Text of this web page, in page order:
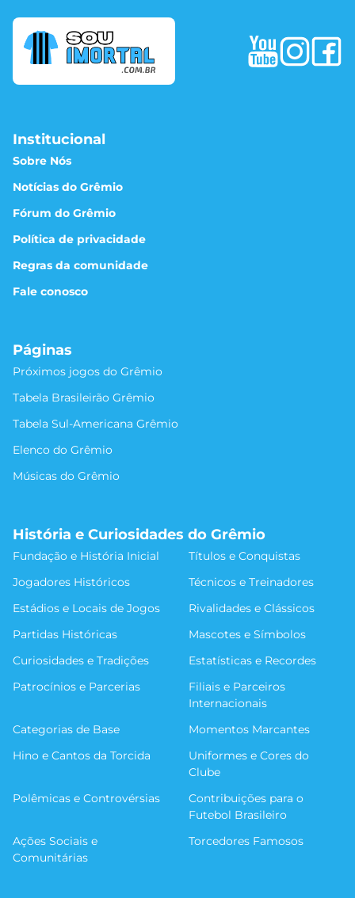
Institucional
Sobre Nós
Notícias do Grêmio
Fórum do Grêmio
Política de privacidade
Regras da comunidade
Fale conosco
Páginas
Próximos jogos do Grêmio
Tabela Brasileirão Grêmio
Tabela Sul-Americana Grêmio
Elenco do Grêmio
Músicas do Grêmio
História e Curiosidades do Grêmio
Fundação e História Inicial
Títulos e Conquistas
Jogadores Históricos
Técnicos e Treinadores
Estádios e Locais de Jogos
Rivalidades e Clássicos
Partidas Históricas
Mascotes e Símbolos
Curiosidades e Tradições
Estatísticas e Recordes
Patrocínios e Parcerias
Filiais e Parceiros
Internacionais
Categorias de Base
Momentos Marcantes
Hino e Cantos da Torcida
Uniformes e Cores do
Clube
Polêmicas e Controvérsias
Contribuições para o
Futebol Brasileiro
Ações Sociais e
Comunitárias
Torcedores Famosos